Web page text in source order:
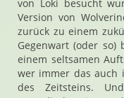
von Loki besucht
Version von
zurück zu einem
Gegenwart (oder
einem seltsamen
wer immer das auch
des Zeitsteins.